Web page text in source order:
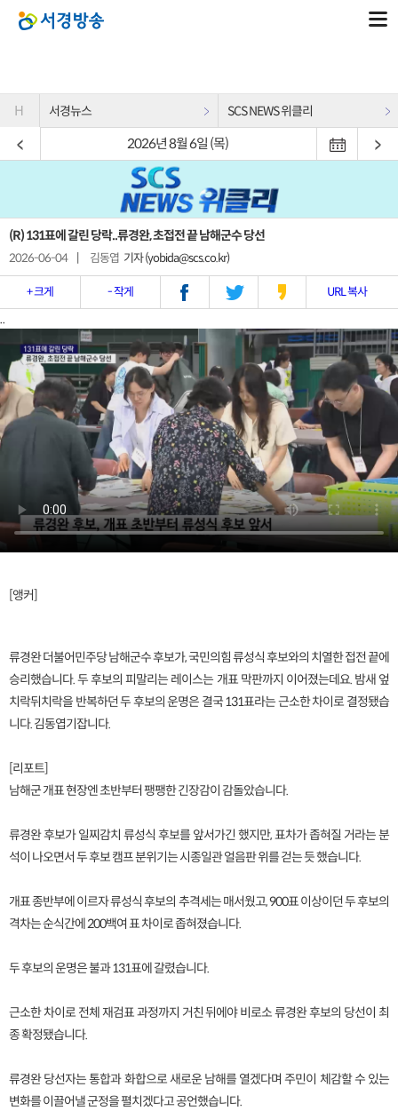
H 서경뉴스 SCS NEWS 위클리
2026년 8월 6일 (목)
(R) 131표에 갈린 당락..류경완, 초접전 끝 남해군수 당선
2026-06-04 김동엽 기자 (yobida@scs.co.kr)
+ 크게 - 작게 URL 복사
..
[앵커]
류경완 더불어민주당 남해군수 후보가, 국민의힘 류성식 후보와의 치열한 접전 끝에
승리했습니다. 두 후보의 피말리는 레이스는 개표 막판까지 이어졌는데요. 밤새 엎
치락뒤치락을 반복하던 두 후보의 운명은 결국 131표라는 근소한 차이로 결정됐습
니다. 김동엽기잡니다.
[리포트]
남해군 개표 현장엔 초반부터 팽팽한 긴장감이 감돌았습니다.
류경완 후보가 일찌감치 류성식 후보를 앞서가긴 했지만, 표차가 좁혀질 거라는 분
석이 나오면서 두 후보 캠프 분위기는 시종일관 얼음판 위를 걷는 듯 했습니다.
개표 종반부에 이르자 류성식 후보의 추격세는 매서웠고, 900표 이상이던 두 후보의
격차는 순식간에 200백여 표 차이로 좁혀졌습니다.
두 후보의 운명은 불과 131표에 갈렸습니다.
근소한 차이로 전체 재검표 과정까지 거친 뒤에야 비로소 류경완 후보의 당선이 최
종 확정됐습니다.
류경완 당선자는 통합과 화합으로 새로운 남해를 열겠다며 주민이 체감할 수 있는
변화를 이끌어낼 군정을 펼치겠다고 공언했습니다.